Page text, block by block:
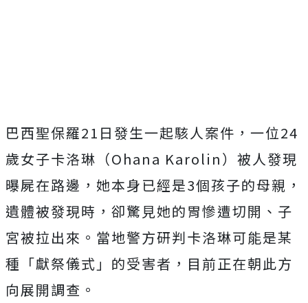
巴西聖保羅21日發生一起駭人案件，一位24
歲女子卡洛琳（Ohana Karolin）被人發現
曝屍在路邊，她本身已經是3個孩子的母親，
遺體被發現時，卻驚見她的胃慘遭切開、子
宮被拉出來。當地警方研判卡洛琳可能是某
種「獻祭儀式」的受害者，目前正在朝此方
向展開調查。